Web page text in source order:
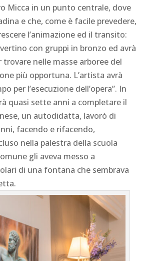
Micca in un punto centrale, dove
e che, come è facile prevedere,
l’animazione ed il transito:
con gruppi in bronzo ed avrà
nelle masse arboree del
più opportuna. L’artista avrà
per l’esecuzione dell’opera”. In
quasi sette anni a completare il
un autodidatta, lavorò di
facendo e rifacendo,
nella palestra della scuola
gli aveva messo a
di una fontana che sembrava